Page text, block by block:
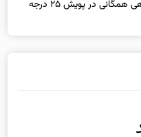
موردنیاز علامت‌گذاری